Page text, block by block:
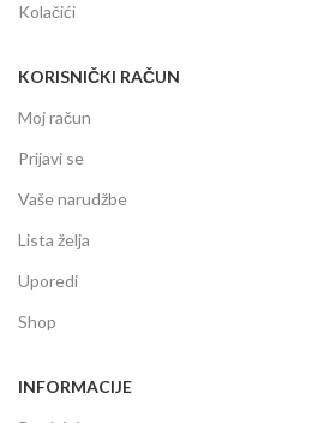
Kolačići
KORISNIČKI RAČUN
Moj račun
Prijavi se
Vaše narudžbe
Lista želja
Uporedi
Shop
INFORMACIJE